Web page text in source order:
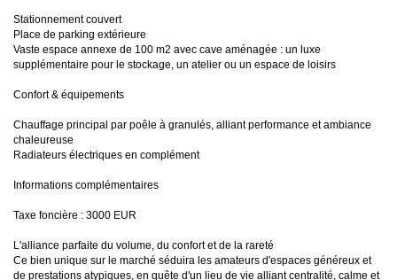
Stationnement couvert
Place de parking extérieure
Vaste espace annexe de 100 m2 avec cave aménagée : un luxe
supplémentaire pour le stockage, un atelier ou un espace de loisirs
Confort & équipements
Chauffage principal par poêle à granulés, alliant performance et ambiance
chaleureuse
Radiateurs électriques en complément
Informations complémentaires
Taxe foncière : 3000 EUR
L'alliance parfaite du volume, du confort et de la rareté
Ce bien unique sur le marché séduira les amateurs d'espaces généreux et
de prestations atypiques, en quête d'un lieu de vie alliant centralité, calme et